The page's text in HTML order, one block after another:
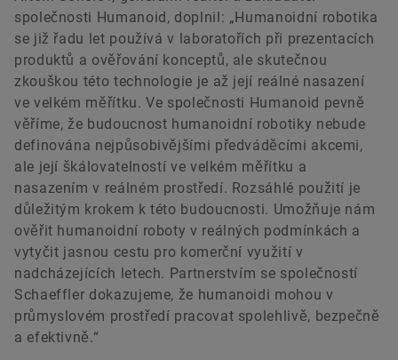
společnosti Humanoid, doplnil: „Humanoidní robotika
se již řadu let používá v laboratořích při prezentacích
produktů a ověřování konceptů, ale skutečnou
zkouškou této technologie je až její reálné nasazení
ve velkém měřítku. Ve společnosti Humanoid pevně
věříme, že budoucnost humanoidní robotiky nebude
definována nejpůsobivějšími předváděcími akcemi,
ale její škálovatelností ve velkém měřítku a
nasazením v reálném prostředí. Rozsáhlé použití je
důležitým krokem k této budoucnosti. Umožňuje nám
ověřit humanoidní roboty v reálných podmínkách a
vytyčit jasnou cestu pro komerční využití v
nadcházejících letech. Partnerstvím se společností
Schaeffler dokazujeme, že humanoidi mohou v
průmyslovém prostředí pracovat spolehlivě, bezpečně
a efektivně.“